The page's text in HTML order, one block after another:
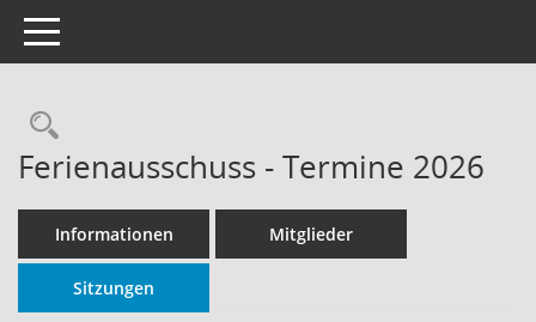
Toggle navigation
Rechercheauswahl
Ferienausschuss - Termine 2026
Informationen Mitglieder
Sitzungen